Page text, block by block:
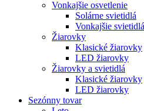
Vonkajšie osvetlenie
Solárne svietidlá
Vonkajšie
Žiarovky
Klasické žiarovky
LED žiarovky
Žiarovky a svietidlá
Klasické žiarovky
LED žiarovky
Sezónny tovar